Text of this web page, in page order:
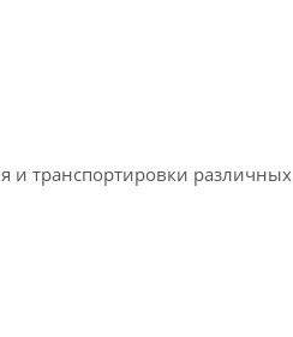
и транспортировки различных